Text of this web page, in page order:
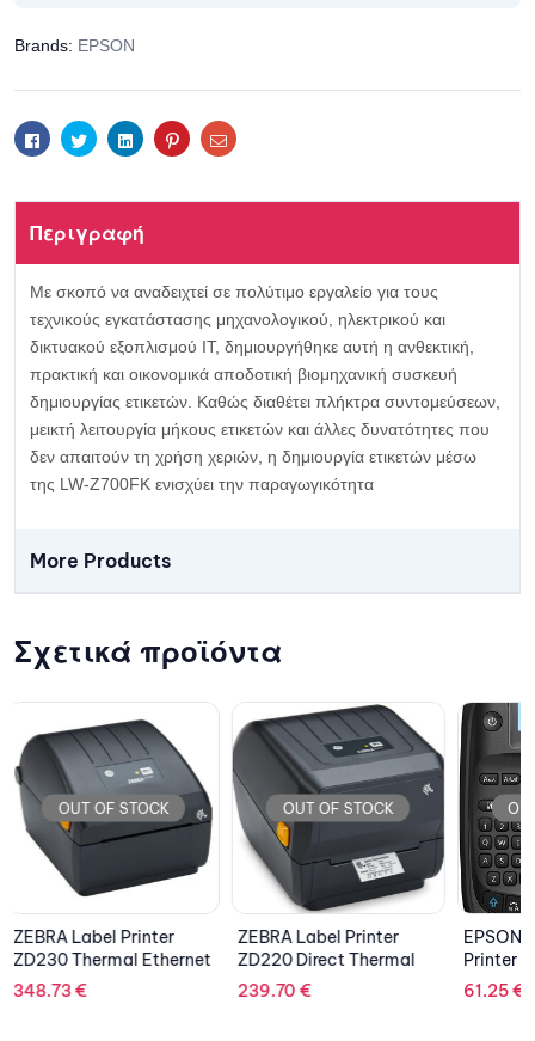
Brands: EPSON
FacebookTwitterLinkedinPinterestEmail
Περιγραφή
Με σκοπό να αναδειχτεί σε πολύτιμο εργαλείο για τους
τεχνικούς εγκατάστασης μηχανολογικού, ηλεκτρικού και
δικτυακού εξοπλισμού IT, δημιουργήθηκε αυτή η ανθεκτική,
πρακτική και οικονομικά αποδοτική βιομηχανική συσκευή
δημιουργίας ετικετών. Καθώς διαθέτει πλήκτρα συντομεύσεων,
μεικτή λειτουργία μήκους ετικετών και άλλες δυνατότητες που
δεν απαιτούν τη χρήση χεριών, η δημιουργία ετικετών μέσω
της LW-Z700FK ενισχύει την παραγωγικότητα
More Products
Σχετικά προϊόντα
OUT OF STOCK
ZEBRA Label Printer
ZD220 Direct Thermal
239.70€
OUT OF STOCK
EPSON LabelWorks
Printer LW-K400VP
61.25 €
175.79